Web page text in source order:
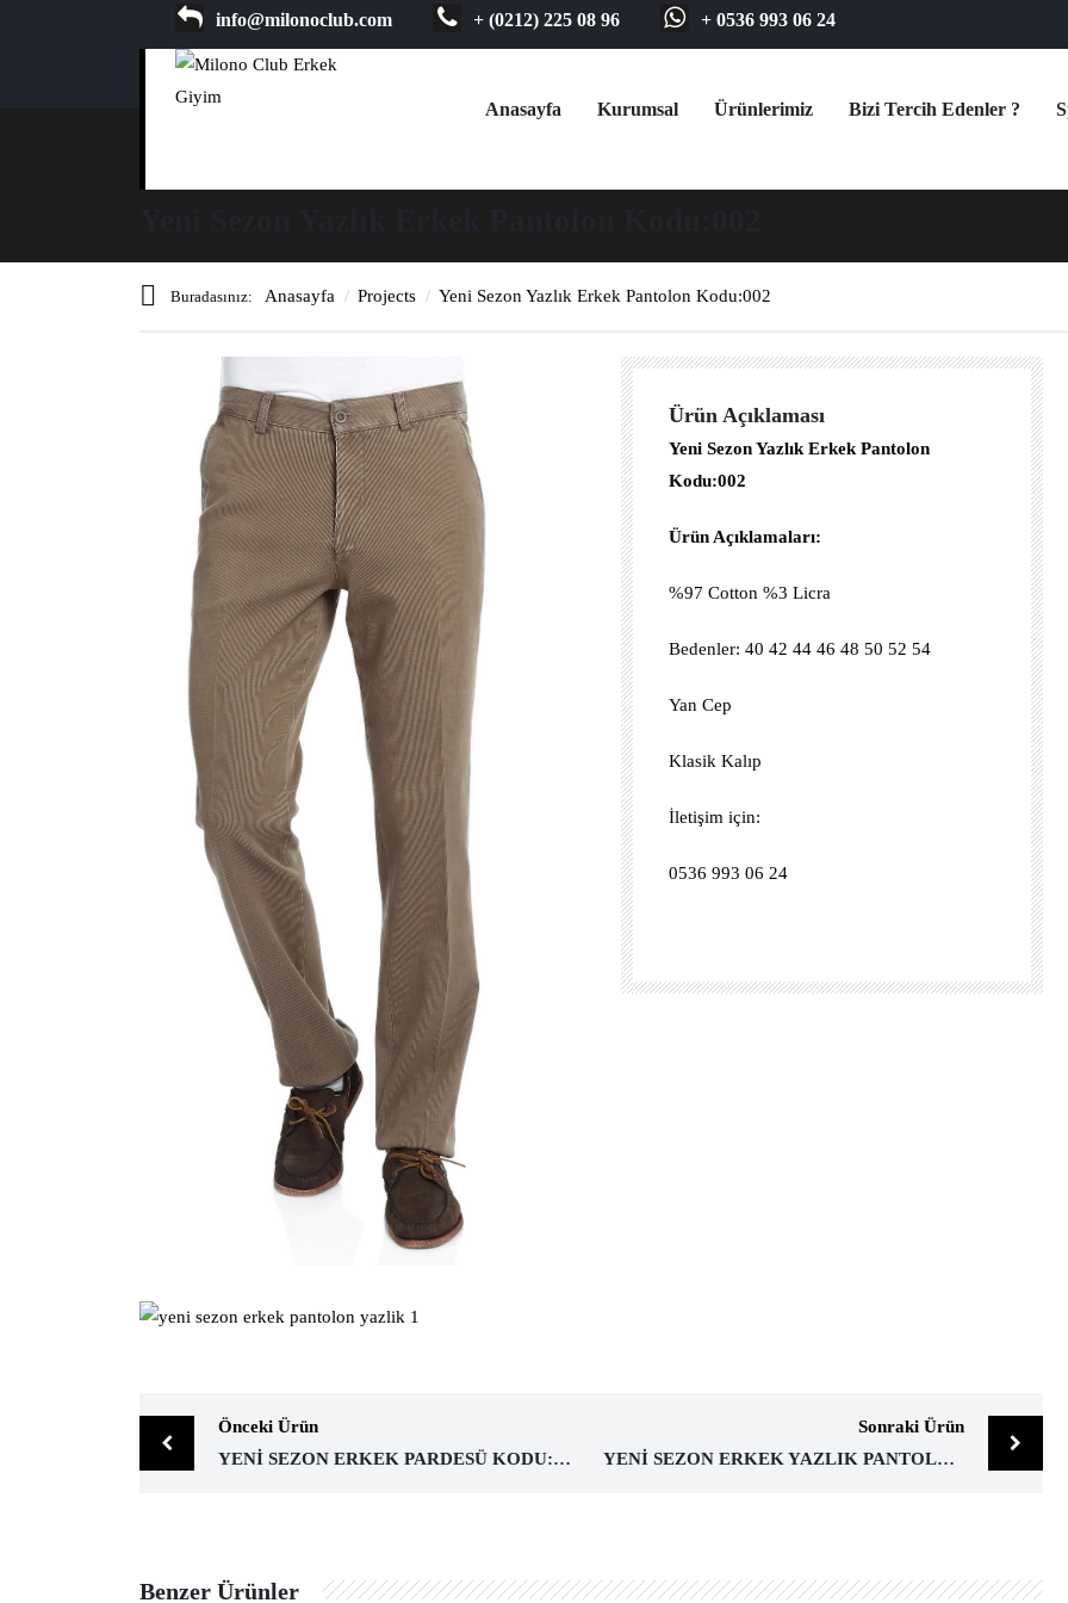
info@milonoclub.com + (0212) 225 08 96 + 0536 993 06 24
Anasayfa Kurumsal Ürünlerimiz Bizi Tercih Edenler ?
Buradasınız: Anasayfa Projects Yeni Sezon Yazlık Erkek Pantolon Kodu:002
Ürün Açıklaması
Yeni Sezon Yazlık Erkek Pantolon
Kodu:002
Ürün Açıklamaları:
%97 Cotton %3 Licra
Bedenler: 40 42 44 46 48 50 52 54
Yan Cep
Klasik Kalıp
İletişim için:
0536 993 06 24
Önceki Ürün
YENI SEZON ERKEK PARDESÜ KODU:783
Sonraki Ürün
YENI SEZON ERKEK YAZLIK PANTOLON KODU:009
Benzer Ürünler